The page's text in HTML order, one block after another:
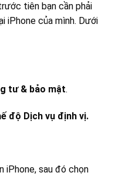
tiên bạn cần phải
iPhone của mình. Dưới
tư & bảo mật.
độ Dịch vụ định vị.
iPhone, sau đó chọn